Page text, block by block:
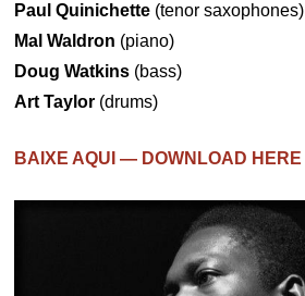
Paul Quinichette (tenor saxophones)
Mal Waldron (piano)
Doug Watkins (bass)
Art Taylor (drums)
BAIXE AQUI — DOWNLOAD HERE